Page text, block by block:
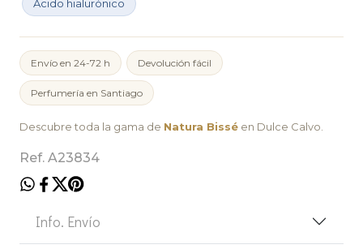
Ácido hialurónico
Envío en 24-72 h Devolución fácil
Perfumería en Santiago
Descubre toda la gama de Natura Bissé en Dulce Calvo.
Ref. A23834
Info. Envío